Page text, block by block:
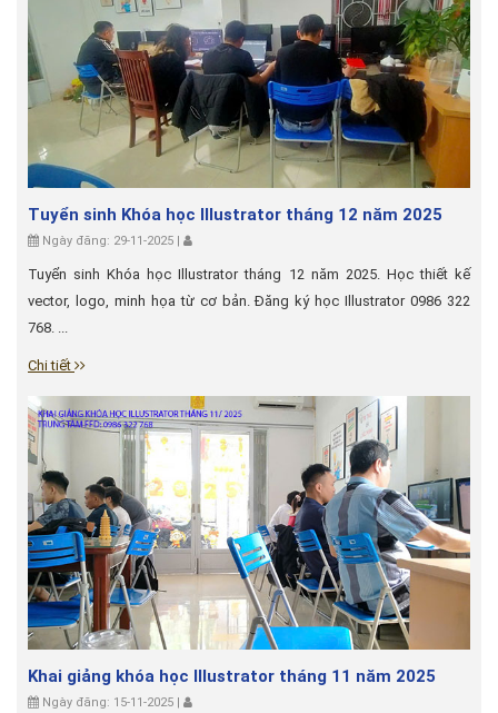
Tuyển sinh Khóa học Illustrator tháng 12 năm 2025
Ngày đăng: 29-11-2025 |
Tuyển sinh Khóa học Illustrator tháng 12 năm 2025. Học thiết kế
vector, logo, minh họa từ cơ bản. Đăng ký học Illustrator 0986 322
768. ...
Chi tiết
Khai giảng khóa học Illustrator tháng 11 năm 2025
Ngày đăng: 15-11-2025 |